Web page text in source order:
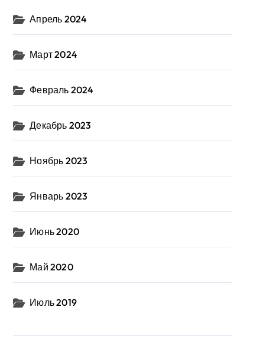
Апрель 2024
Март 2024
Февраль 2024
Декабрь 2023
Ноябрь 2023
Январь 2023
Июнь 2020
Май 2020
Июль 2019